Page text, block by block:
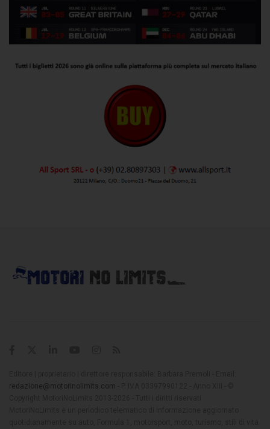
redazione@motorinolimits.com